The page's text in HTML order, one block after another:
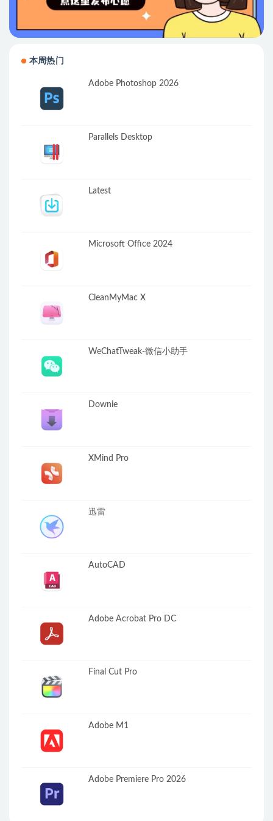
本周热门
Adobe Photoshop 2026
Parallels Desktop
Latest
Microsoft Office 2024
CleanMyMac X
WeChatTweak-微信小助手
Downie
XMind Pro
迅雷
AutoCAD
Adobe Acrobat Pro DC
Final Cut Pro
Adobe M1
Adobe Premiere Pro 2026